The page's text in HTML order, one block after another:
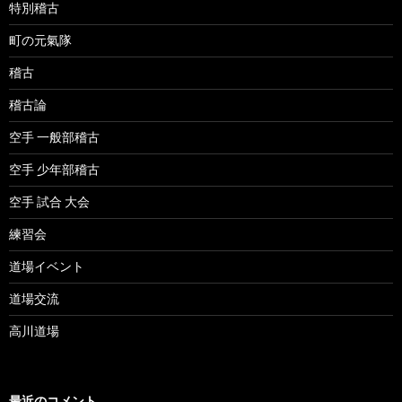
特別稽古
町の元氣隊
稽古
稽古論
空手 一般部稽古
空手 少年部稽古
空手 試合 大会
練習会
道場イベント
道場交流
高川道場